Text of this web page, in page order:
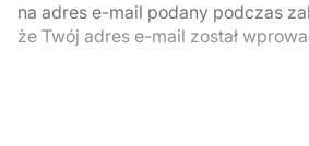
na adres e-mail podany podczas
że Twój adres e-mail został